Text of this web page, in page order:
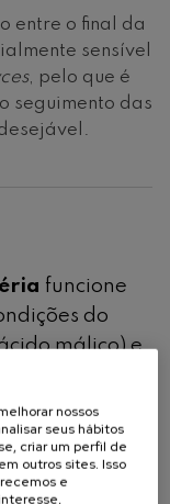
entre o final da
sensível
, pelo que é
seguimento das
funcione
do
málico) e
de
riqueza do
utilizada na
láticas têm
nossos
seus hábitos
criar um perfil de
outros sites. Isso
e